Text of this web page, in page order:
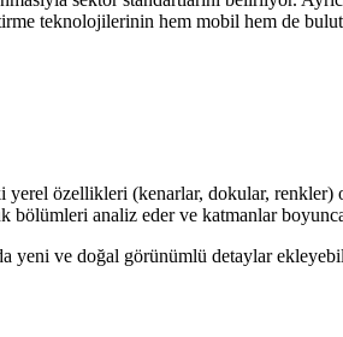
teknolojilerinin hem mobil hem de
özellikleri (kenarlar, dokular, renkler)
bölümleri analiz eder ve katmanlar
yeni ve doğal görünümlü detaylar